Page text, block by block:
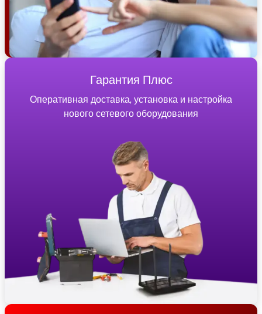
Гарантия Плюс
Оперативная доставка, установка и настройка
нового сетевого оборудования